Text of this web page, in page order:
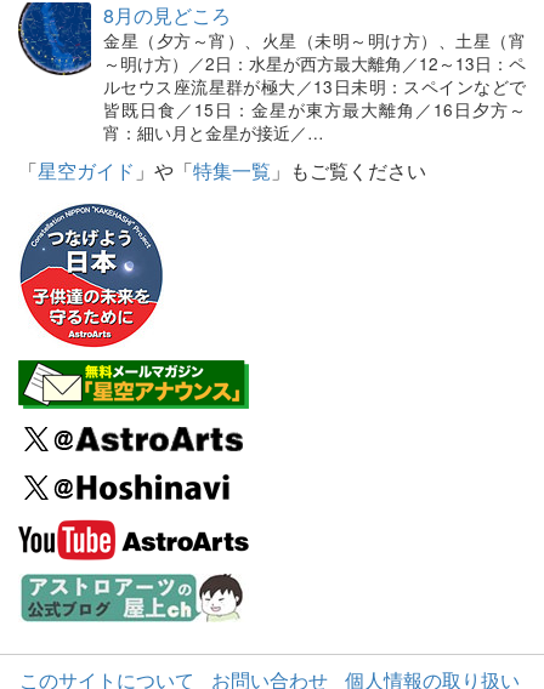
8月の見どころ
金星（夕方～宵）、火星（未明～明け方）、土星（宵
～明け方）／2日：水星が西方最大離角／12～13日：ペ
ルセウス座流星群が極大／13日未明：スペインなどで
皆既日食／15日：金星が東方最大離角／16日夕方～
宵：細い月と金星が接近／…
「星空ガイド 」や「特集一覧 」もご覧ください
このサイトについて お問い合わせ 個人情報の取り扱い